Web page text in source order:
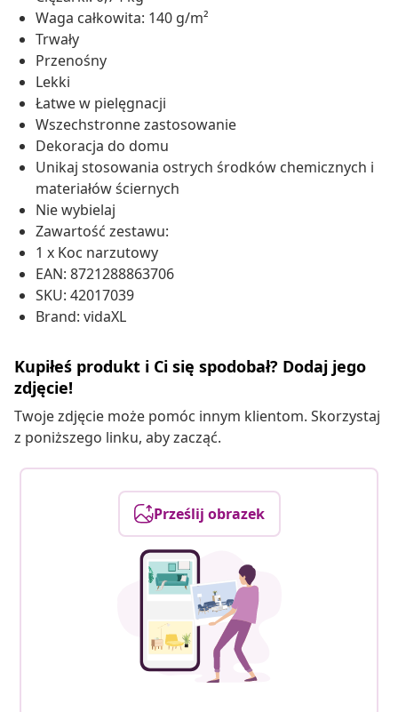
Waga całkowita: 140 g/m²
Trwały
Przenośny
Lekki
Łatwe w pielęgnacji
Wszechstronne zastosowanie
Dekoracja do domu
Unikaj stosowania ostrych środków chemicznych i
materiałów ściernych
Nie wybielaj
Zawartość zestawu:
1 x Koc narzutowy
EAN: 8721288863706
SKU: 42017039
Brand: vidaXL
Kupiłeś produkt i Ci się spodobał? Dodaj jego
zdjęcie!
Twoje zdjęcie może pomóc innym klientom. Skorzystaj
z poniższego linku, aby zacząć.
Prześlij obrazek